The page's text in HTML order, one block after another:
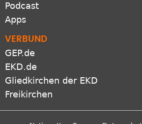
Podcast
Apps
VERBUND
GEP.de
EKD.de
Gliedkirchen der EKD
Freikirchen